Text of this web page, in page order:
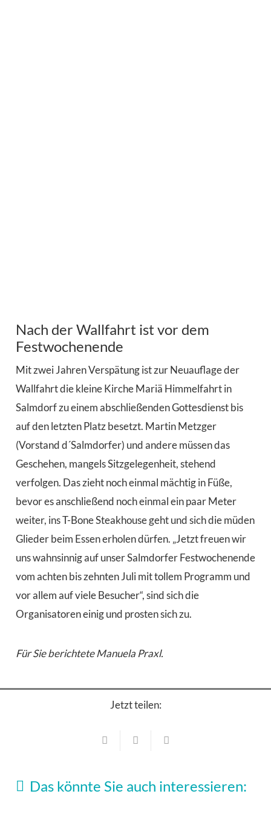
Nach der Wallfahrt ist vor dem
Festwochenende
Mit zwei Jahren Verspätung ist zur Neuauflage der
Wallfahrt die kleine Kirche Mariä Himmelfahrt in
Salmdorf zu einem abschließenden Gottesdienst bis
auf den letzten Platz besetzt. Martin Metzger
(Vorstand d´Salmdorfer) und andere müssen das
Geschehen, mangels Sitzgelegenheit, stehend
verfolgen. Das zieht noch einmal mächtig in Füße,
bevor es anschließend noch einmal ein paar Meter
weiter, ins T-Bone Steakhouse geht und sich die müden
Glieder beim Essen erholen dürfen. „Jetzt freuen wir
uns wahnsinnig auf unser Salmdorfer Festwochenende
vom achten bis zehnten Juli mit tollem Programm und
vor allem auf viele Besucher“, sind sich die
Organisatoren einig und prosten sich zu.
Für Sie berichtete Manuela Praxl.
Jetzt teilen:
Das könnte Sie auch interessieren:
Veranstaltungen
sein Volksfest und ziagt o
21. Juli 2026
Veranstaltungen
Veranstaltungen